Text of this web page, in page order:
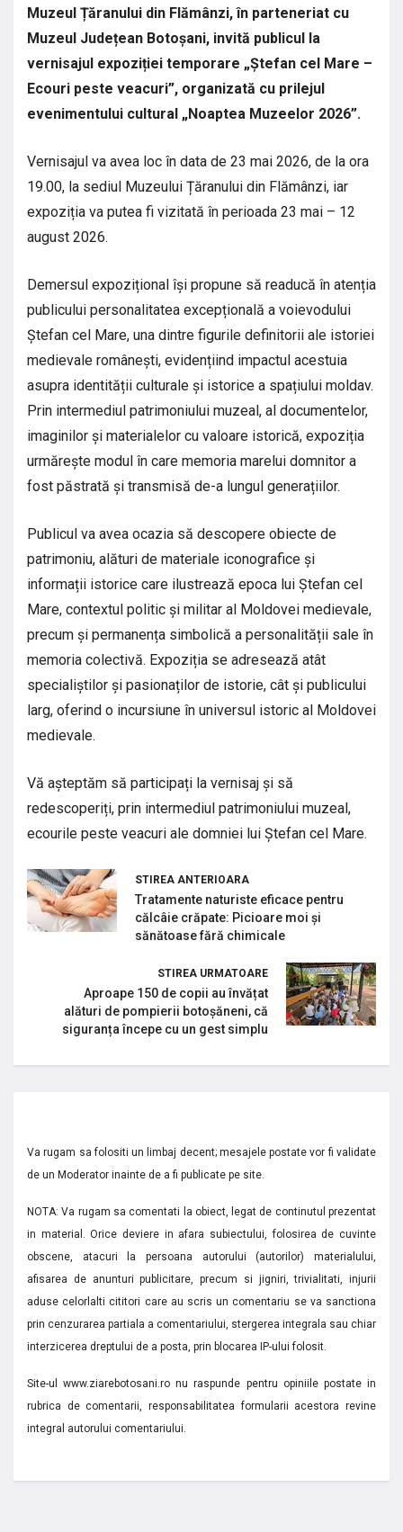
Muzeul Țăranului din Flămânzi, în parteneriat cu
Muzeul Județean Botoșani, invită publicul la
vernisajul expoziției temporare „Ștefan cel Mare –
Ecouri peste veacuri”, organizată cu prilejul
evenimentului cultural „Noaptea Muzeelor 2026”.
Vernisajul va avea loc în data de 23 mai 2026, de la ora
19.00, la sediul Muzeului Țăranului din Flămânzi, iar
expoziția va putea fi vizitată în perioada 23 mai – 12
august 2026.
Demersul expozițional își propune să readucă în atenția
publicului personalitatea excepțională a voievodului
Ștefan cel Mare, una dintre figurile definitorii ale istoriei
medievale românești, evidențiind impactul acestuia
asupra identității culturale și istorice a spațiului moldav.
Prin intermediul patrimoniului muzeal, al documentelor,
imaginilor și materialelor cu valoare istorică, expoziția
urmărește modul în care memoria marelui domnitor a
fost păstrată și transmisă de-a lungul generațiilor.
Publicul va avea ocazia să descopere obiecte de
patrimoniu, alături de materiale iconografice și
informații istorice care ilustrează epoca lui Ștefan cel
Mare, contextul politic și militar al Moldovei medievale,
precum și permanența simbolică a personalității sale în
memoria colectivă. Expoziția se adresează atât
specialiștilor și pasionaților de istorie, cât și publicului
larg, oferind o incursiune în universul istoric al Moldovei
medievale.
Vă așteptăm să participați la vernisaj și să
redescoperiți, prin intermediul patrimoniului muzeal,
ecourile peste veacuri ale domniei lui Ștefan cel Mare.
STIREA ANTERIOARA
Tratamente naturiste eficace pentru
călcâie crăpate: Picioare moi și
sănătoase fără chimicale
STIREA URMATOARE
Aproape 150 de copii au învățat
alături de pompierii botoșăneni, că
siguranța începe cu un gest simplu
Va rugam sa folositi un limbaj decent; mesajele postate vor fi validate
de un Moderator inainte de a fi publicate pe site.
NOTA: Va rugam sa comentati la obiect, legat de continutul prezentat
in material. Orice deviere in afara subiectului, folosirea de cuvinte
obscene, atacuri la persoana autorului (autorilor) materialului,
afisarea de anunturi publicitare, precum si jigniri, trivialitati, injurii
aduse celorlalti cititori care au scris un comentariu se va sanctiona
prin cenzurarea partiala a comentariului, stergerea integrala sau chiar
interzicerea dreptului de a posta, prin blocarea IP-ului folosit.
Site-ul www.ziarebotosani.ro nu raspunde pentru opiniile postate in
rubrica de comentarii, responsabilitatea formularii acestora revine
integral autorului comentariului.